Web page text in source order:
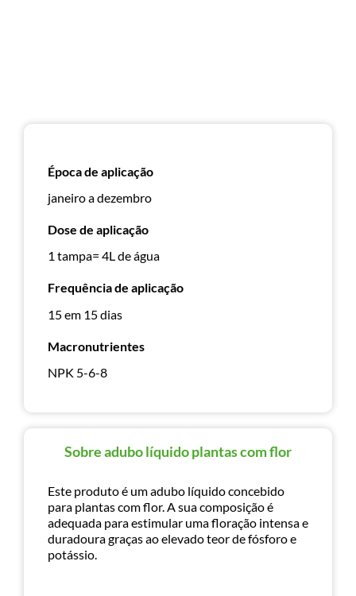
Época de aplicação
janeiro a dezembro
Dose de aplicação
1 tampa= 4L de água
Frequência de aplicação
15 em 15 dias
Macronutrientes
NPK 5-6-8
Sobre adubo líquido plantas com flor
Este produto é um adubo líquido concebido
para plantas com flor. A sua composição é
adequada para estimular uma floração intensa e
duradoura graças ao elevado teor de fósforo e
potássio.